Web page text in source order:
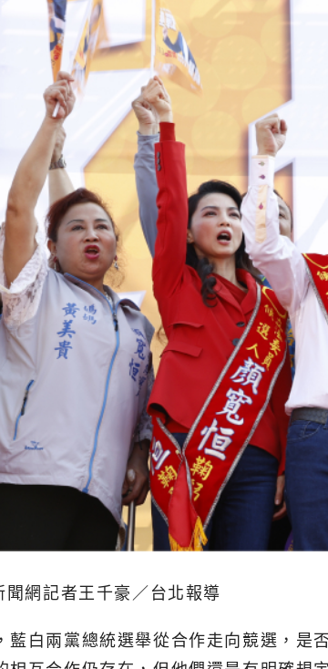
網記者王千豪／台北報導
藍白兩黨總統選舉從合作走向競選，是